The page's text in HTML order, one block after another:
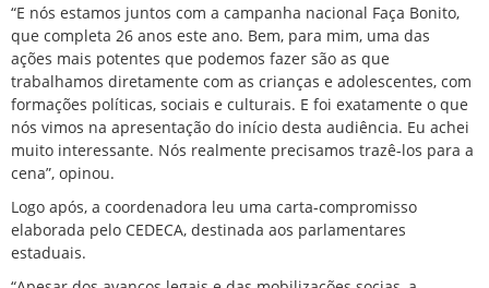
“E nós estamos juntos com a campanha nacional Faça Bonito,
que completa 26 anos este ano. Bem, para mim, uma das
ações mais potentes que podemos fazer são as que
trabalhamos diretamente com as crianças e adolescentes, com
formações políticas, sociais e culturais. E foi exatamente o que
nós vimos na apresentação do início desta audiência. Eu achei
muito interessante. Nós realmente precisamos trazê-los para a
cena”, opinou.
Logo após, a coordenadora leu uma carta-compromisso
elaborada pelo CEDECA, destinada aos parlamentares
estaduais.